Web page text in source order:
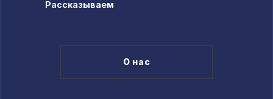
Рассказываем
О нас